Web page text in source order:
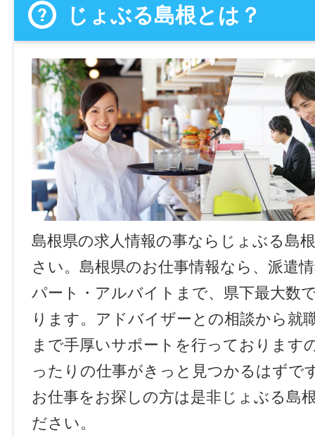
じょぶる島根とは？
島根県の求人情報の事ならじょぶる島
さい。島根県のお仕事情報なら、派遣
パート・アルバイトまで、県下最大数
ります。アドバイザーとの相談から就
まで手厚いサポートを行っております
ったりの仕事がきっと見つかるはずで
お仕事をお探しの方は是非じょぶる島
ださい。